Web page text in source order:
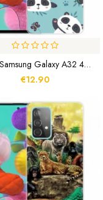
Coque Samsung Galaxy A32 4G Tas De Pandas
€12.90